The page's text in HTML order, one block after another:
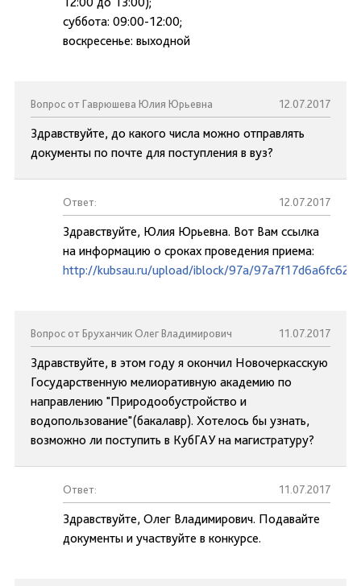
суббота: 09:00-12:00;
воскресенье: выходной
Вопрос от Гаврюшева Юлия Юрьевна 12.07.2017
Здравствуйте, до какого числа можно отправлять
документы по почте для поступления в вуз?
Ответ: 12.07.2017
Здравствуйте, Юлия Юрьевна. Вот Вам ссылка
на информацию о сроках проведения приема:
http://kubsau.ru/upload/iblock/97a/
Вопрос от Бруханчик Олег Владимирович 11.07.2017
Здравствуйте, в этом году я окончил Новочеркасскую
Государственную мелиоративную академию по
направлению "Природообустройство и
водопользование"(бакалавр). Хотелось бы узнать,
возможно ли поступить в КубГАУ на магистратуру?
Ответ: 11.07.2017
Здравствуйте, Олег Владимирович. Подавайте
документы и участвуйте в конкурсе.